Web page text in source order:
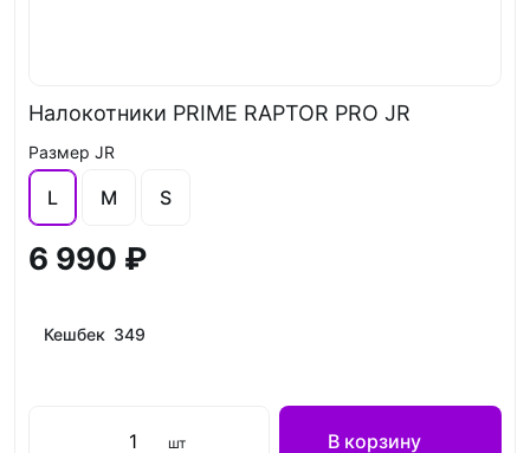
Налокотники PRIME RAPTOR PRO JR
Размер JR
L M S
6 990 ₽
Кешбек 349
шт В корзину